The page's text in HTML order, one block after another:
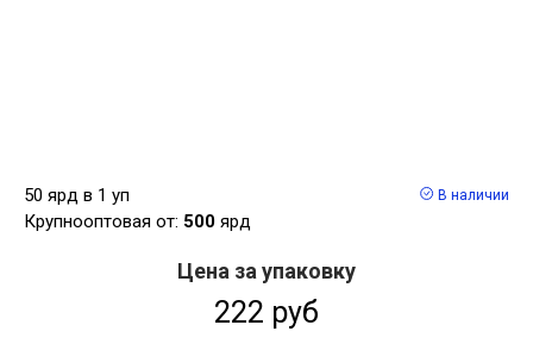
50 ярд в 1 уп
Крупнооптовая от: 500 ярд
В наличии
Цена за упаковку
222 руб